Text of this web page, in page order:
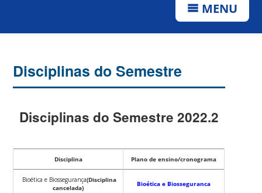
MENU
Disciplinas do Semestre
Disciplinas do Semestre 2022.2
Disciplina Plano de ensino/cronograma
Bioética e Biossegurança(Disciplina
cancelada)
Bioética e Biosseguranca